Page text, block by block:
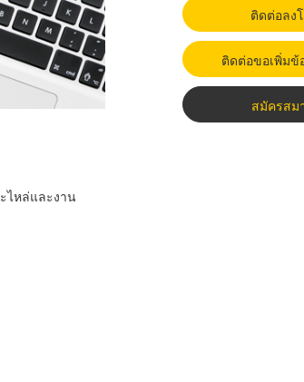
ไหล่และงาน
ติดต่อลง
ติดต่อขอเพิ่มข้
สมัครสม